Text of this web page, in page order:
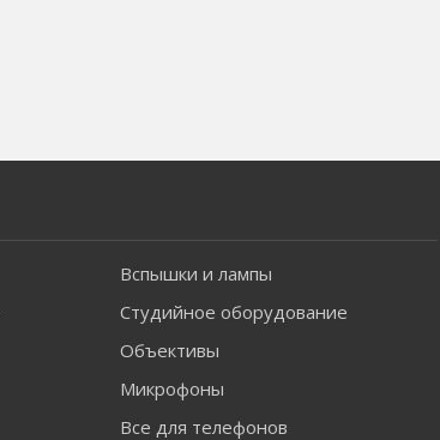
Вспышки и лампы
Студийное оборудование
Объективы
Микрофоны
Все для телефонов